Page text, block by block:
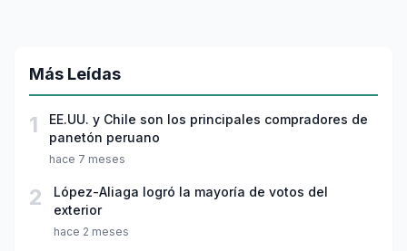
Más Leídas
1
EE.UU. y Chile son los principales compradores de
panetón peruano
hace 7 meses
2
López-Aliaga logró la mayoría de votos del
exterior
hace 2 meses